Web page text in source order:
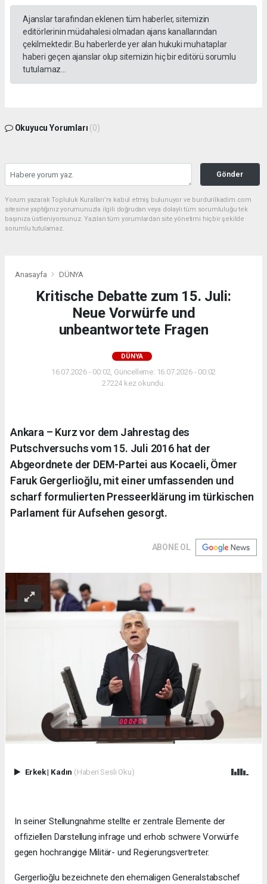
Ajanslar tarafından eklenen tüm haberler, sitemizin
editörlerinin müdahalesi olmadan ajans kanallarından
çekilmektedir. Bu haberlerde yer alan hukuki muhataplar
haberi geçen ajanslar olup sitemizin hiç bir editörü sorumlu
tutulamaz...
Okuyucu Yorumları (0)
Gönder
Yorum yazarak Topluluk Kuralları’nı kabul etmiş bulunuyor ve burdurilkadim.com
sitesine yaptığınız yorumunuzla ilgili doğrudan veya dolaylı tüm sorumluluğu tek
başınıza üstleniyorsunuz. Yazılan tüm yorumlardan site yönetimi hiçbir şekilde
sorumlu tutulamaz.
Anasayfa DÜNYA
Kritische Debatte zum 15. Juli:
Neue Vorwürfe und
unbeantwortete Fragen
DÜNYA
16.07.2026 - 00:02, Güncelleme: 16.07.2026 - 00:02
27224 kez okundu.
Ankara – Kurz vor dem Jahrestag des
Putschversuchs vom 15. Juli 2016 hat der
Abgeordnete der DEM-Partei aus Kocaeli, Ömer
Faruk Gergerlioğlu, mit einer umfassenden und
scharf formulierten Presseerklärung im türkischen
Parlament für Aufsehen gesorgt.
ABONE OL
Erkek| Kadın (Haberi Sesli Oku)
In seiner Stellungnahme stellte er zentrale Elemente der
offiziellen Darstellung infrage und erhob schwere Vorwürfe
gegen hochrangige Militär- und Regierungsvertreter.
Gergerlioğlu bezeichnete den ehemaligen Generalstabschef